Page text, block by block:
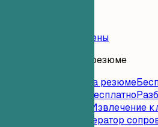
Цены
Инструменты для резюме
Мгновенная оценка резюме
Бесплатно
Извлечение
Генератор